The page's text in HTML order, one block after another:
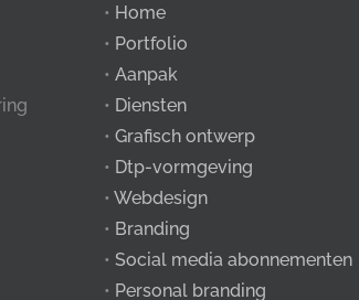
• Home
• Portfolio
• Aanpak
• Diensten
• Grafisch ontwerp
• Dtp-vormgeving
• Webdesign
• Branding
• Social media abonnementen
• Personal branding